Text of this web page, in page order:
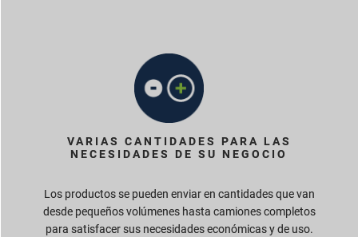
VARIAS CANTIDADES PARA LAS
NECESIDADES DE SU NEGOCIO
Los productos se pueden enviar en cantidades que van
desde pequeños volúmenes hasta camiones completos
para satisfacer sus necesidades económicas y de uso.